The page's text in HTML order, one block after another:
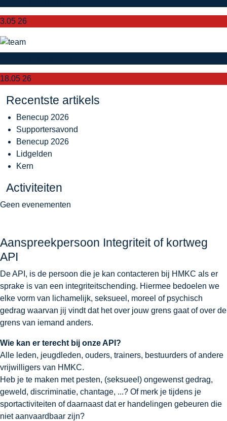
3.05 26
18.05 26
Recentste artikels
Benecup 2026
Supportersavond
Benecup 2026
Lidgelden
Kern
Activiteiten
Geen evenementen
Aanspreekpersoon Integriteit of kortweg
API
De API, is de persoon die je kan contacteren bij HMKC als er
sprake is van een integriteitschending. Hiermee bedoelen we
elke vorm van lichamelijk, seksueel, moreel of psychisch
gedrag waarvan jij vindt dat het over jouw grens gaat of over de
grens van iemand anders.
Wie kan er terecht bij onze API?
Alle leden, jeugdleden, ouders, trainers, bestuurders of andere
vrijwilligers van HMKC.
Heb je te maken met pesten, (seksueel) ongewenst gedrag,
geweld, discriminatie, chantage, ...? Of merk je tijdens je
sportactiviteiten of daarnaast dat er handelingen gebeuren die
niet aanvaardbaar zijn?